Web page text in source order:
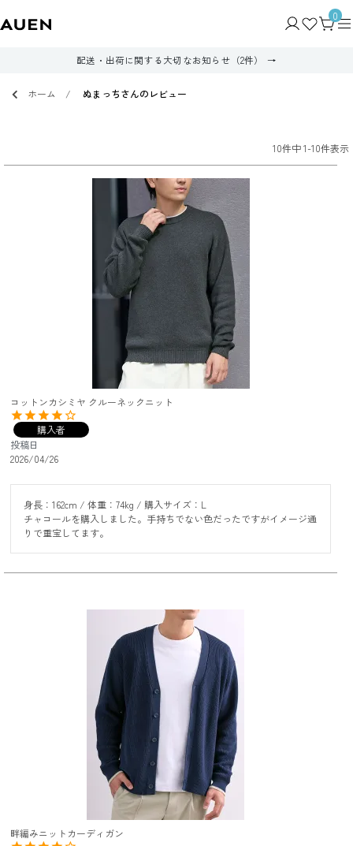
0
配送・出荷に関する大切なお知らせ（2件）
ホーム ぬまっちさんのレビュー
10件中1-10件表示
コットンカシミヤ クルーネックニット
購入者
投稿日
2026/04/26
身長：162cm / 体重：74kg / 購入サイズ：L
チャコールを購入しました。手持ちでない色だったですがイメージ通
りで重宝してます。
畔編みニットカーディガン